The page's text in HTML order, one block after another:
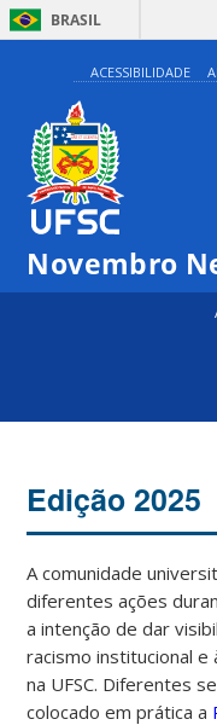
BRASIL
ACESSIBILIDADE
Novembro
Edição 2025
A comunidade
diferentes ações
a intenção de dar
racismo institucional e
na UFSC. Diferentes
colocado em prática a